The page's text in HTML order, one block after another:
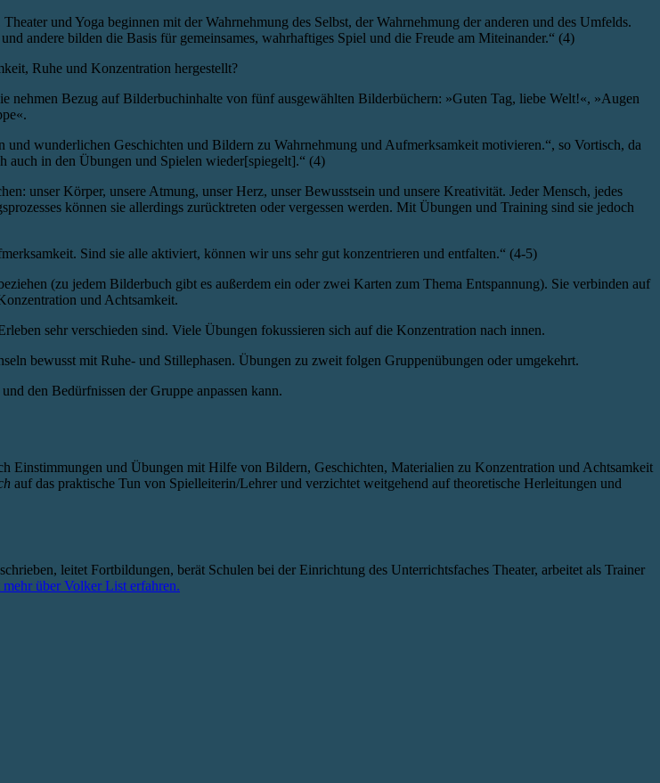
und Yoga beginnen mit der Wahrnehmung des Selbst, der Wahrnehmung der anderen und des Umfelds.
andere bilden die Basis für gemeinsames, wahrhaftiges Spiel und die Freude am Miteinander.“ (4)
Ruhe und Konzentration hergestellt?
Bezug auf Bilderbuchinhalte von fünf ausgewählten Bilderbüchern: »Guten Tag, liebe Welt!«, »Augen
wunderlichen Geschichten und Bildern zu Wahrnehmung und Aufmerksamkeit motivieren.“, so Vortisch, da
in den Übungen und Spielen wieder[spiegelt].“ (4)
unser Körper, unsere Atmung, unser Herz, unser Bewusstsein und unsere Kreativität. Jeder Mensch, jedes
können sie allerdings zurücktreten oder vergessen werden. Mit Übungen und Training sind sie jedoch
Sind sie alle aktiviert, können wir uns sehr gut konzentrieren und entfalten.“ (4-5)
(zu jedem Bilderbuch gibt es außerdem ein oder zwei Karten zum Thema Entspannung). Sie verbinden auf
und Achtsamkeit.
sehr verschieden sind. Viele Übungen fokussieren sich auf die Konzentration nach innen.
bewusst mit Ruhe- und Stillephasen. Übungen zu zweit folgen Gruppenübungen oder umgekehrt.
den Bedürfnissen der Gruppe anpassen kann.
Einstimmungen und Übungen mit Hilfe von Bildern, Geschichten, Materialien zu Konzentration und Achtsamkeit
auf das praktische Tun von Spielleiterin/Lehrer und verzichtet weitgehend auf theoretische Herleitungen und
leitet Fortbildungen, berät Schulen bei der Einrichtung des Unterrichtsfaches Theater, arbeitet als Trainer
mehr über Volker List erfahren.